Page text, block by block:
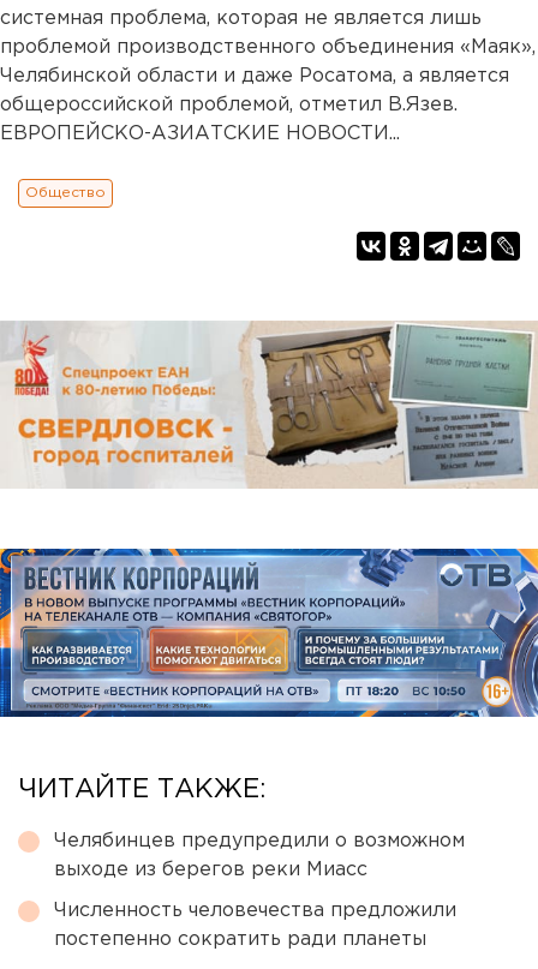
системная проблема, которая не является лишь
проблемой производственного объединения «Маяк»,
Челябинской области и даже Росатома, а является
общероссийской проблемой, отметил В.Язев.
ЕВРОПЕЙСКО-АЗИАТСКИЕ НОВОСТИ...
Общество
ЧИТАЙТЕ ТАКЖЕ:
Челябинцев предупредили о возможном
выходе из берегов реки Миасс
Численность человечества предложили
постепенно сократить ради планеты